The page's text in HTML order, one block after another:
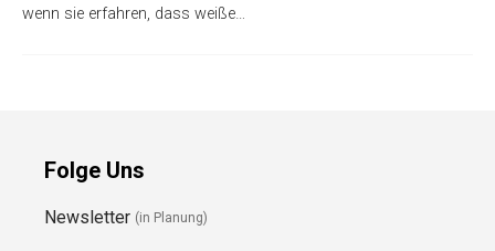
wenn sie erfahren, dass weiße…
Folge Uns
Newsletter (in Planung)